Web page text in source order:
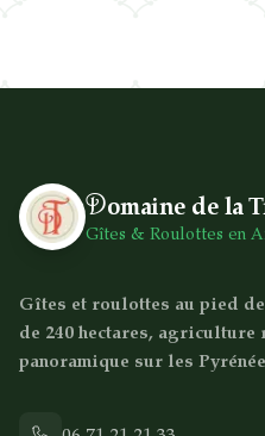
Domaine de la
Gîtes & Roulottes en
Gîtes et roulottes au pied
de 240 hectares, agriculture
panoramique sur les